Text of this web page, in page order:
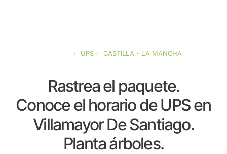
UPS CASTILLA - LA MANCHA
Rastrea el paquete.
Conoce el horario de UPS en
Villamayor De Santiago.
Planta árboles.